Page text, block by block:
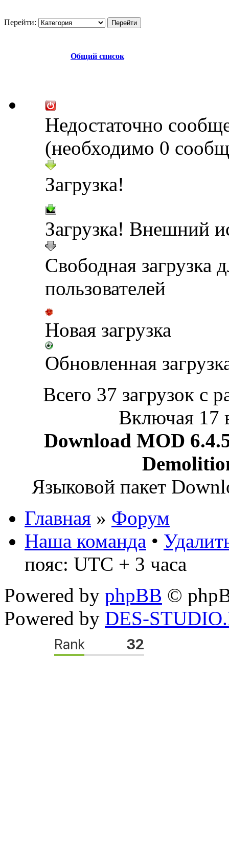
Перейти:
Общий список
Недостаточно
(необходимо 0
Загрузка!
Загрузка! Внешний
Свободная загрузка
пользователей
Новая загрузка
Обновленная
Всего 37 загрузок с
Включая 17
Download MOD
Языковой пакет
Главная » Форум
Наша команда •
пояс: UTC + 3 часа
Powered by phpBB ©
Powered by DES-